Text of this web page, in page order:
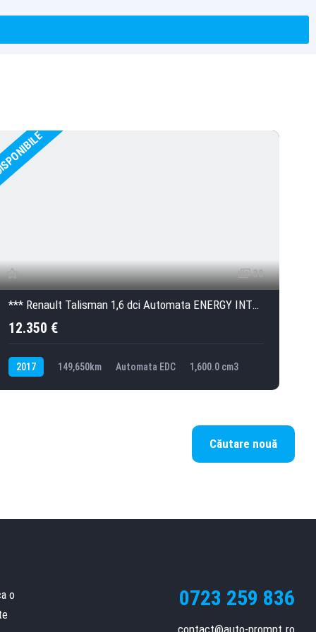
38
*** Renault Talisman 1,6 dci Automata ENERGY INTENS 160 CP ***
12.350 €
2017 149,650km Automata EDC 1,600.0 cm3
Căutare nouă
o
0723 259 836
contact@auto-prompt.ro